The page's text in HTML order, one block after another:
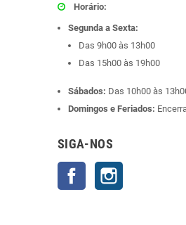
Horário:
Segunda a Sexta:
Das 9h00 às 13h00
Das 15h00 às 19h00
Sábados: Das 10h00 às
Domingos e Feriados:
SIGA-NOS
Facebook